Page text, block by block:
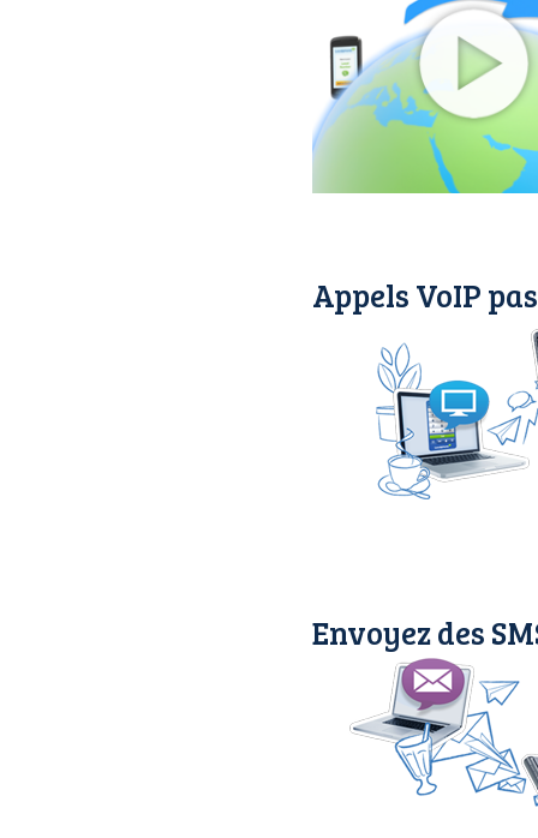
Appels VoIP
Envoyez des